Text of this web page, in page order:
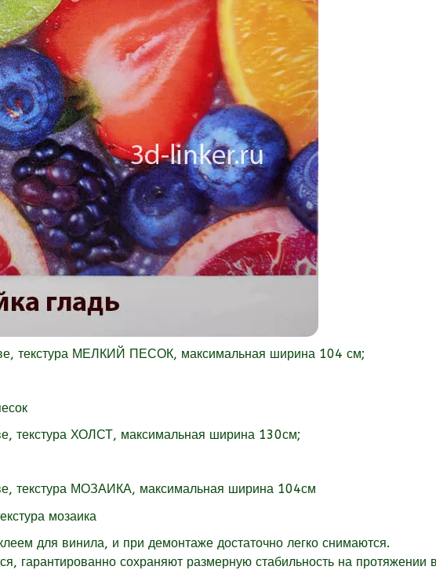
текстура МЕЛКИЙ ПЕСОК, максимальная ширина 104 см;
текстура ХОЛСТ, максимальная ширина 130см;
текстура МОЗАИКА, максимальная ширина 104см
для винила, и при демонтаже достаточно легко снимаются.
гарантированно сохраняют размерную стабильность на протяжении